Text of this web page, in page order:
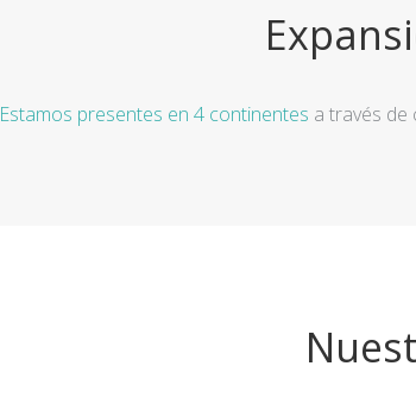
Estamos presentes en 4 continentes a través de